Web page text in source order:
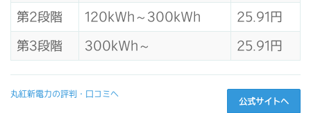
第2段階 120kWh～300kWh 25.91円
第3段階 300kWh～ 25.91円
丸紅新電力の評判・口コミへ
公式サイトへ